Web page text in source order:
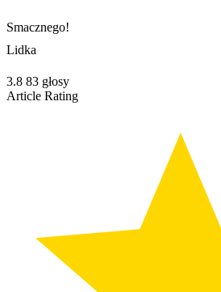
Smacznego!
Lidka
3.8 83 głosy
Article Rating